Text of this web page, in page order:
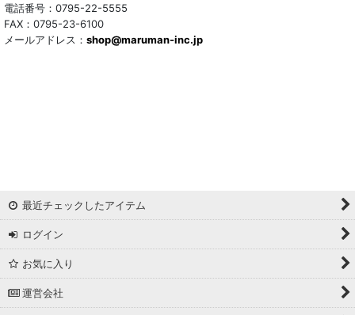
電話番号：0795-22-5555
FAX：0795-23-6100
メールアドレス： shop@maruman-inc.jp
最近チェックしたアイテム
ログイン
お気に入り
運営会社